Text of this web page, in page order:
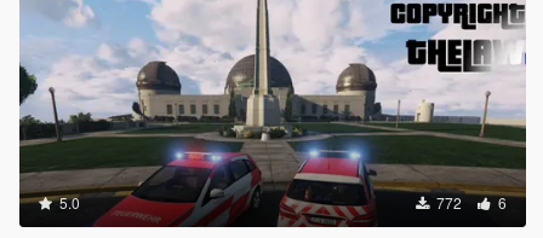
5.0 772 6